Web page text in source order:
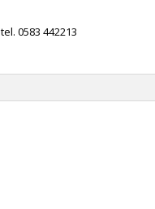
tel. 0583 442213